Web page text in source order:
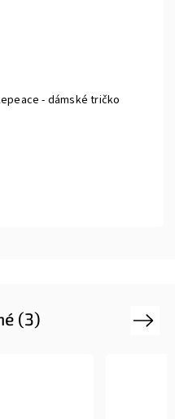
- dámské tričko
(3) Next